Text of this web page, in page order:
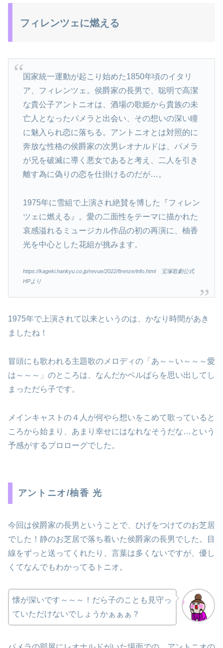
フィレンツェに燃える
国家統一運動が起こり始めた1850年頃のイタリ
ア、フィレンツェ。侯爵家の長男で、聡明で高潔
な貴公子アントニオは、酒場の歌姫から貴族の未
亡人となったパメラと出会い、その想いの深い瞳
に魅入られ恋に落ちる。アントニオとは対照的に
奔放な性格の侯爵家の次男レオナルドは、パメラ
が兄を破滅に導く悪女であると考え、二人を引き
離す為に偽りの恋を仕掛けるのだが…。
1975年に雪組で上演され絶賛を博した『フィレン
ツェに燃える』。愛の二面性をテーマに描かれた
哀感溢れるミュージカル作品の初の再演に、柚香
光を中心とした花組が挑みます。
https://kageki.hankyu.co.jp/revue/2022/firenze/info.html 宝塚歌劇公式
HPより
1975年で上演されて以来というのは、かなり時間があき
ましたね！
冒頭にも歌われる主題歌のメロディの「あ～～い～～～愛
は～～～」のところは、なんだかベルばらを思い出してし
まっただら子です。
メインキャストの４人が何やら想いをこめて歌っていると
ころから始まり、あまり幸せにはなれなそうだな…という
予感がするプロローグでした。
アントニオ/柚香 光
今回は侯爵家の長男ということで、ひげをつけてのお芝居
でした！静のお芝居で落ち着いた侯爵家の長男でした。目
線をずっと送ってくれたり、言葉は多くないですが、優し
くてなんでもわかってるトニオ。
懐が深いです～～～！だら子のことも見守っ
ていただけないでしょうかぁぁぁ？